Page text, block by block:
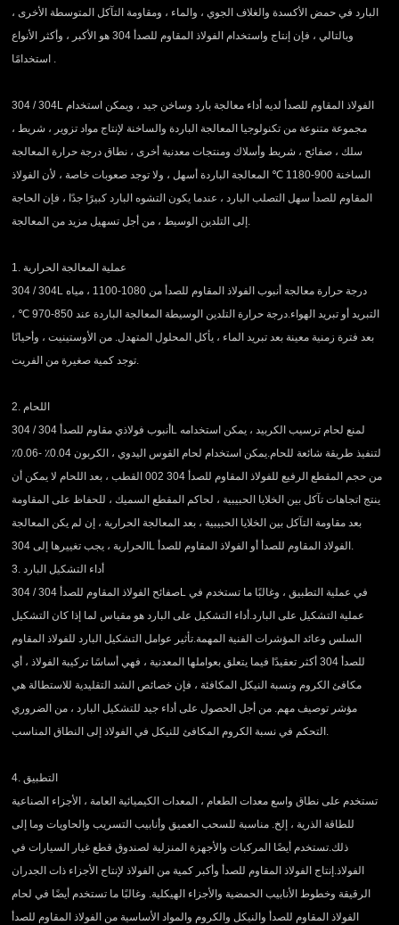
البارد في حمض الأكسدة والغلاف الجوي ، والماء ، ومقاومة التآكل المتوسطة الأخرى ،
وبالتالي ، فإن إنتاج واستخدام الفولاذ المقاوم للصدأ 304 هو الأكبر ، وأكثر الأنواع
استخدامًا .
304 / 304L الفولاذ المقاوم للصدأ لديه أداء معالجة بارد وساخن جيد ، ويمكن استخدام
مجموعة متنوعة من تكنولوجيا المعالجة الباردة والساخنة لإنتاج مواد تزوير ، شريط ،
سلك ، صفائح ، شريط وأسلاك ومنتجات معدنية أخرى ، نطاق درجة حرارة المعالجة
الساخنة 900-1180 ℃ المعالجة الباردة أسهل ، ولا توجد صعوبات خاصة ، لأن الفولاذ
المقاوم للصدأ سهل التصلب البارد ، عندما يكون التشوه البارد كبيرًا جدًا ، فإن الحاجة
إلى التلدين الوسيط ، من أجل تسهيل مزيد من المعالجة.
1. عملية المعالجة الحرارية
304 / 304L درجة حرارة معالجة أنبوب الفولاذ المقاوم للصدأ من 1080-1100 ، مياه
التبريد أو تبريد الهواء.درجة حرارة التلدين الوسيطة المعالجة الباردة عند 850-970 ℃ ،
بعد فترة زمنية معينة بعد تبريد الماء ، يأكل المحلول المتهدل. من الأوستينيت ، وأحيانًا
توجد كمية صغيرة من الفريت.
2. اللحام
أنبوب فولاذي مقاوم للصدأ 304 / 304L لمنع لحام ترسيب الكربيد ، يمكن استخدامه
لتنفيذ طريقة شائعة للحام.يمكن استخدام لحام القوس اليدوي ، الكربون 0.04٪ -0.06٪
من حجم المقطع الرفيع للفولاذ المقاوم للصدأ 304 002 القطب ، بعد اللحام لا يمكن أن
ينتج اتجاهات تآكل بين الخلايا الحبيبية ، لحاكم المقطع السميك ، للحفاظ على المقاومة
بعد مقاومة التآكل بين الخلايا الحبيبية ، بعد المعالجة الحرارية ، إن لم يكن المعالجة
الحرارية ، يجب تغييرها إلى 304L الفولاذ المقاوم للصدأ أو الفولاذ المقاوم للصدأ.
3. أداء التشكيل البارد
صفائح الفولاذ المقاوم للصدأ 304 / 304L في عملية التطبيق ، وغالبًا ما تستخدم في
عملية التشكيل على البارد.أداء التشكيل على البارد هو مقياس لما إذا كان التشكيل
السلس وعائد المؤشرات الفنية المهمة.تأثير عوامل التشكيل البارد للفولاذ المقاوم
للصدأ 304 أكثر تعقيدًا فيما يتعلق بعواملها المعدنية ، فهي أساسًا تركيبة الفولاذ ، أي
مكافئ الكروم ونسبة النيكل المكافئة ، فإن خصائص الشد التقليدية للاستطالة هي
مؤشر توصيف مهم. من أجل الحصول على أداء جيد للتشكيل البارد ، من الضروري
التحكم في نسبة الكروم المكافئ للنيكل في الفولاذ إلى النطاق المناسب.
4. التطبيق
تستخدم على نطاق واسع معدات الطعام ، المعدات الكيميائية العامة ، الأجزاء الصناعية
للطاقة الذرية ، إلخ. مناسبة للسحب العميق وأنابيب التسريب والحاويات وما إلى
ذلك.تستخدم أيضًا المركبات والأجهزة المنزلية لصندوق قطع غيار السيارات في
الفولاذ.إنتاج الفولاذ المقاوم للصدأ وأكبر كمية من الفولاذ لإنتاج الأجزاء ذات الجدران
الرقيقة وخطوط الأنابيب الحمضية والأجزاء الهيكلية. وغالبًا ما تستخدم أيضًا في لحام
الفولاذ المقاوم للصدأ والنيكل والكروم والمواد الأساسية من الفولاذ المقاوم للصدأ